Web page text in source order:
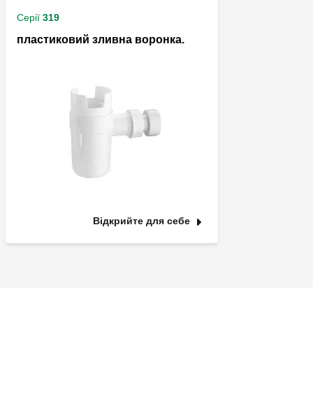
Серії 319
пластиковий зливна воронка.
Відкрийте для себе